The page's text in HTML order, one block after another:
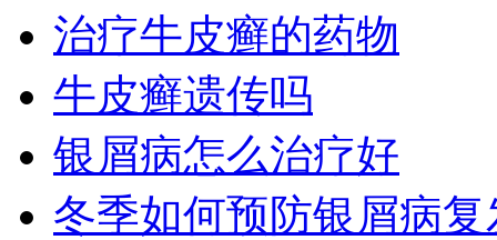
治疗牛皮癣的药物
牛皮癣遗传吗
银屑病怎么治疗好
冬季如何预防银屑病复